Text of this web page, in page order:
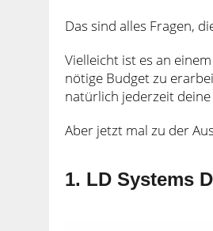
Das sind alles Fragen,
Vielleicht ist es an
nötige Budget zu
natürlich jederzeit
Aber jetzt mal zu der
1. LD Systems